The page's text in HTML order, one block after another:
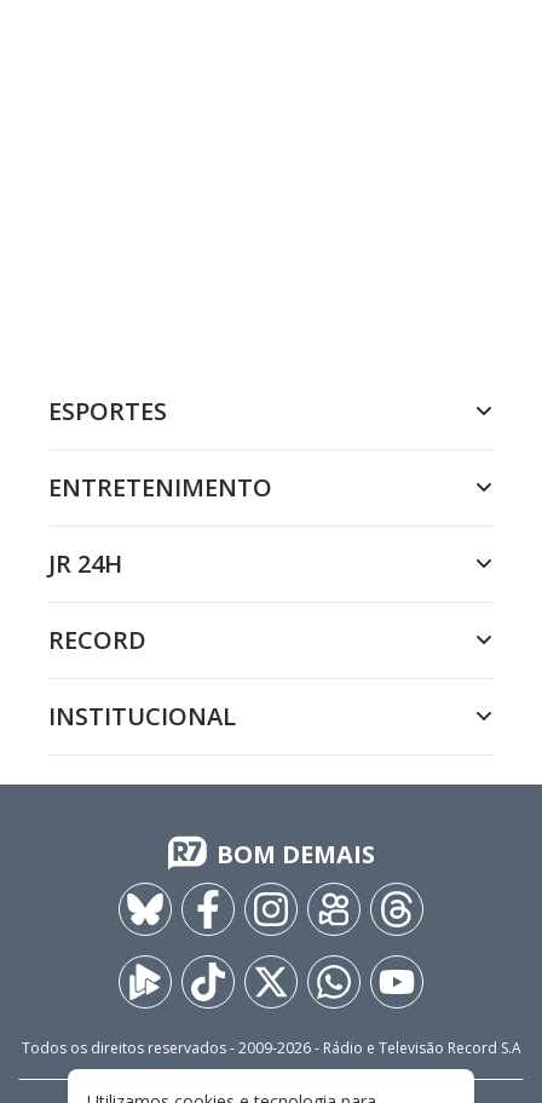
ESPORTES
ENTRETENIMENTO
JR 24H
RECORD
INSTITUCIONAL
BOM DEMAIS
Todos os direitos reservados - 2009-2026- Rádio e Televisão Record S.A